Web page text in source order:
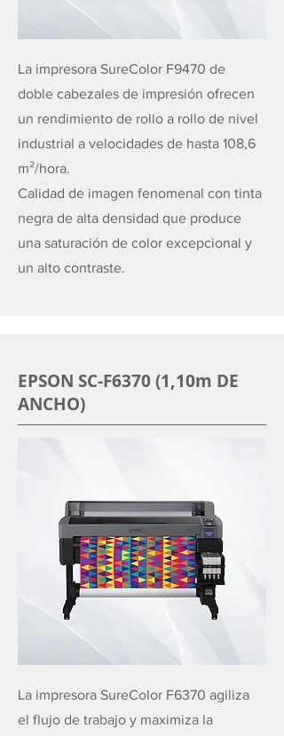
La impresora SureColor F9470 de
doble cabezales de impresión ofrecen
un rendimiento de rollo a rollo de nivel
industrial a velocidades de hasta 108,6
m²/hora.
Calidad de imagen fenomenal con tinta
negra de alta densidad que produce
una saturación de color excepcional y
un alto contraste.
EPSON SC-F6370 (1,10m DE
ANCHO)
La impresora SureColor F6370 agiliza
el flujo de trabajo y maximiza la